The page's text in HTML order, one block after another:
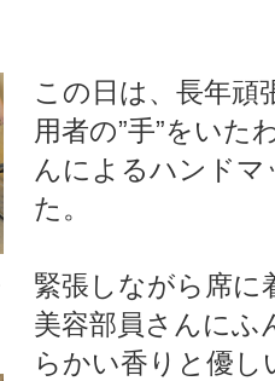
この日は、長年頑
用者の”手”をいた
んによるハンド
た。
緊張しながら席に
美容部員さんにふ
らかい香りと優